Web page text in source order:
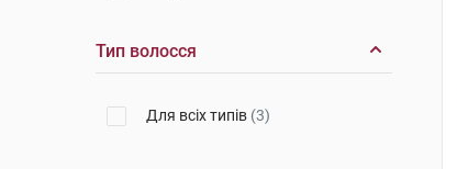
Тип волосся
Для всіх типів (3)